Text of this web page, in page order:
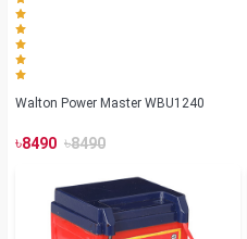
Walton Power Master WBU1240
৳8490 ৳8490